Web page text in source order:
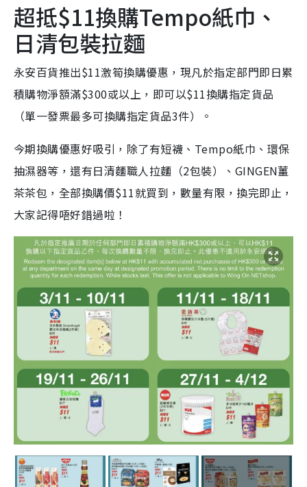
超抵$11換購Tempo紙巾、
日清包裝拉麵
永安百貨推出$11激筍換購優惠，現凡於指定部門即日累
積購物淨額滿$300或以上，即可以$11換購指定貨品
（單一發票最多可換購指定貨品3件）。
今期換購優惠好吸引，除了有短襪、Tempo紙巾、環保
抽濕器等，還有日清麵職人拉麵（2包裝）、GINGEN薑
茶茶包，全部換購價$11就買到，數量有限，換完即止，
大家記得唔好錯過啦！